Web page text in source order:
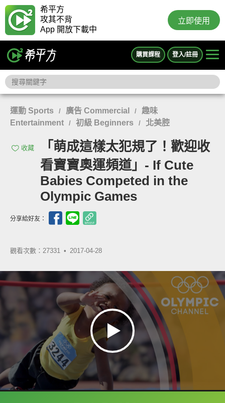
希平方
攻其不背
App 開放下載中
立即使用
購買課程 登入/註冊
運動 Sports / 廣告 Commercial /
趣味
Entertainment
/ 初級 Beginners / 北美腔
收藏
「萌成這樣太犯規了！歡迎收
看寶寶奧運頻道」- If Cute
Babies Competed in the
Olympic Games
分享給好友：
觀看次數：27331 • 2017-04-28